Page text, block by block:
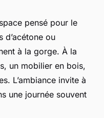
pensé pour le
d’acétone ou
à la gorge. À la
un mobilier en bois,
L’ambiance invite à
une journée souvent